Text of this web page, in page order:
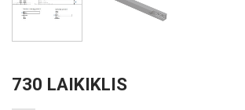
730 LAIKIKLIS